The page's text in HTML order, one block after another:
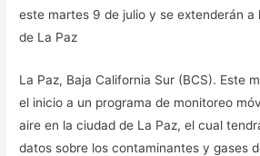
este martes 9 de julio y se extenderán a
de La Paz
La Paz, Baja California Sur (BCS). Este
el inicio a un programa de monitoreo
aire en la ciudad de La Paz, el cual
datos sobre los contaminantes y gases